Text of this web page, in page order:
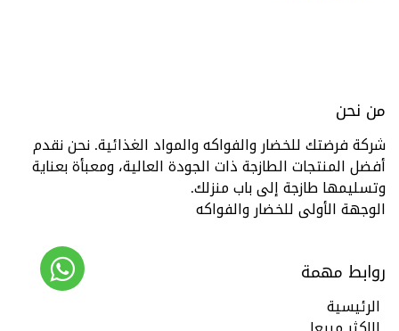
من نحن
شركة فرضتك للخضار والفواكه والمواد الغذائية. نحن نقدم
أفضل المنتجات الطازجة ذات الجودة العالية، ومعبأة بعناية
وتسليمها طازجة إلى باب منزلك.
الوجهة الأولى للخضار والفواكه
روابط مهمة
الرئيسية